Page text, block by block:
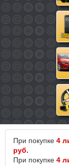
При покупке 4
руб.
При покупке 4